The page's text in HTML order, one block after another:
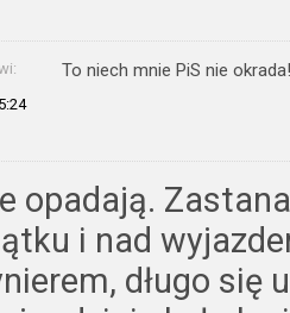
To niech mnie PiS nie
opadają.
i nad
długo się